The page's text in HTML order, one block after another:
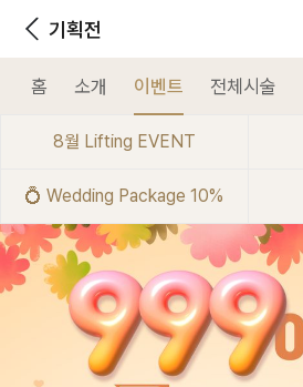
기획전
홈 소개 이벤트 전체시술
8월 Lifting EVENT
💍 Wedding Package 10%